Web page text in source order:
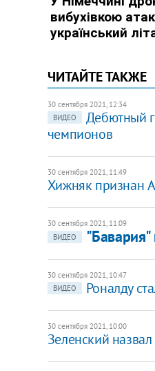
ЧИТАЙТЕ ТАКЖЕ
30 сентября 2021, 12:34
ВИДЕО
Дебютный
чемпионов
30 сентября 2021, 11:49
Хижняк признан
30 сентября 2021, 11:09
ВИДЕО
30 сентября 2021, 10:47
ВИДЕО
Роналду
30 сентября 2021, 10:00
Зеленский